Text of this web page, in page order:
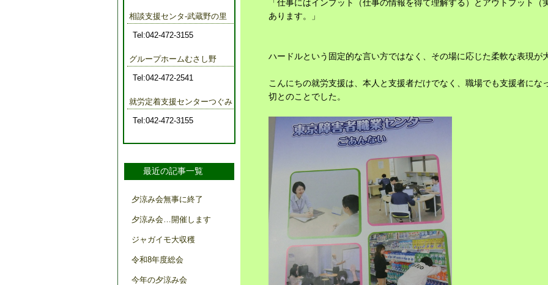
「仕事にはインプット（仕事の情報を得て理解する）とアウトプット
あります。」
ハードルという固定的な言い方ではなく、その場に応じた柔軟な表現が
こんにちの就労支援は、本人と支援者だけでなく、職場でも支援者にな
切とのことでした。
相談支援センタ-武蔵野の里
Tel:042-472-3155
グループホームむさし野
Tel:042-472-2541
就労定着支援センターつぐみ
Tel:042-472-3155
最近の記事一覧
夕涼み会無事に終了
夕涼み会…開催します
ジャガイモ大収穫
令和8年度総会
今年の夕涼み会